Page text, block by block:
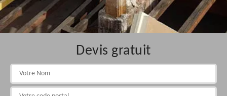
Devis gratuit